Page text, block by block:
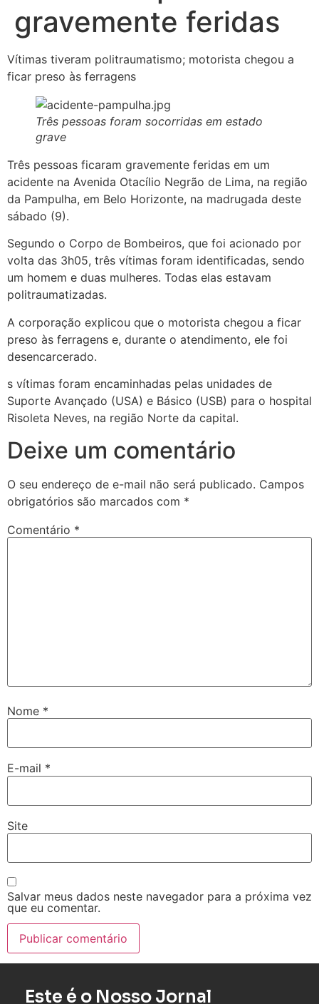
gravemente feridas
Vítimas tiveram politraumatismo; motorista chegou a
ficar preso às ferragens
Três pessoas foram socorridas em estado
grave
Três pessoas ficaram gravemente feridas em um
acidente na Avenida Otacílio Negrão de Lima, na região
da Pampulha, em Belo Horizonte, na madrugada deste
sábado (9).
Segundo o Corpo de Bombeiros, que foi acionado por
volta das 3h05, três vítimas foram identificadas, sendo
um homem e duas mulheres. Todas elas estavam
politraumatizadas.
A corporação explicou que o motorista chegou a ficar
preso às ferragens e, durante o atendimento, ele foi
desencarcerado.
s vítimas foram encaminhadas pelas unidades de
Suporte Avançado (USA) e Básico (USB) para o hospital
Risoleta Neves, na região Norte da capital.
Deixe um comentário
O seu endereço de e-mail não será publicado. Campos
obrigatórios são marcados com *
Comentário *
Nome *
E-mail *
Site
Salvar meus dados neste navegador para a próxima vez
que eu comentar.
Este é o Nosso Jornal